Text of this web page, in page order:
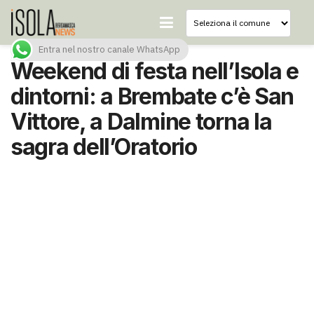
Weekend di festa nell’Isola e
dintorni: a Brembate c’è San
Vittore, a Dalmine torna la
sagra dell’Oratorio
Entra nel nostro canale WhatsApp